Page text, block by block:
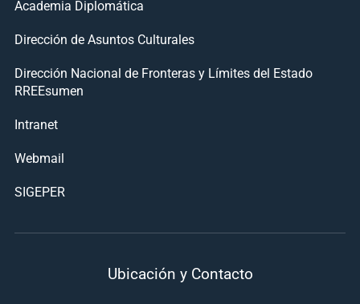
Academia Diplomática
Dirección de Asuntos Culturales
Dirección Nacional de Fronteras y Límites del Estado
RREEsumen
Intranet
Webmail
SIGEPER
Ubicación y Contacto